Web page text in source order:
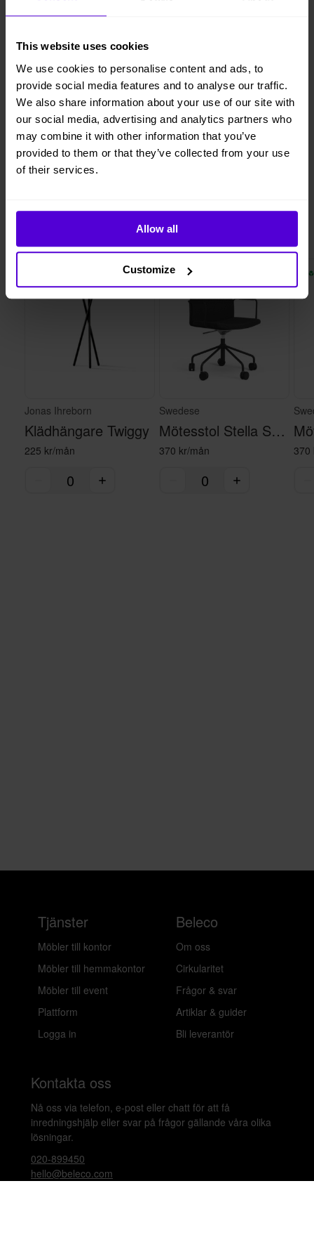
This website uses cookies
We use cookies to personalise content and ads, to
provide social media features and to analyse our traffic.
We also share information about your use of our site with
our social media, advertising and analytics partners who
may combine it with other information that you’ve
provided to them or that they’ve collected from your use
of their services.
Allow all
Customize
Hyresperioden löper tillsvidare, faktureras per månad
månads uppsägningstid
Vi levererar, monterar och returnerar
Helt flexibelt
Liknande produkter
Jonas Ihreborn
Klädhängare Twiggy
225 kr/mån
10 i lager
Swedese
Mötesstol Stella Svart
370 kr/mån 370
Tjänster
Möbler till kontor
Möbler till hemmakontor
Möbler till event
Plattform
Logga in
Beleco
Om oss
Cirkularitet
Frågor & svar
Artiklar & guider
Bli leverantör
Kontakta oss
Nå oss via telefon, e-post eller chatt för att få
inredningshjälp eller svar på frågor gällande våra olika
lösningar.
020-899450
hello@beleco.com